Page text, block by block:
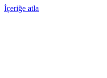
İçeriğe atla